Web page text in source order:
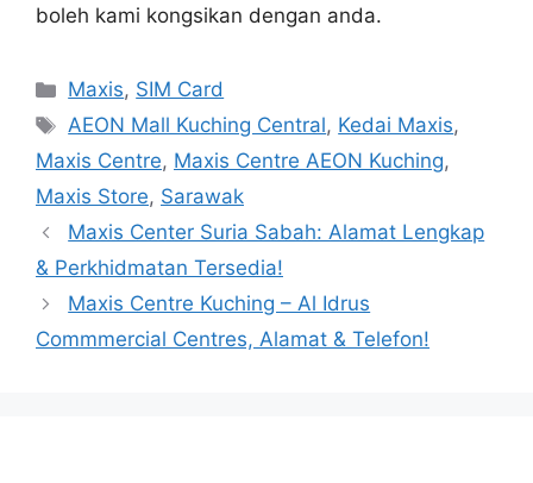
boleh kami kongsikan dengan anda.
Categories
Maxis, SIM Card
Tags
AEON Mall Kuching Central, Kedai Maxis,
Maxis Centre, Maxis Centre AEON Kuching,
Maxis Store, Sarawak
Maxis Center Suria Sabah: Alamat Lengkap
& Perkhidmatan Tersedia!
Maxis Centre Kuching – Al Idrus
Commmercial Centres, Alamat & Telefon!